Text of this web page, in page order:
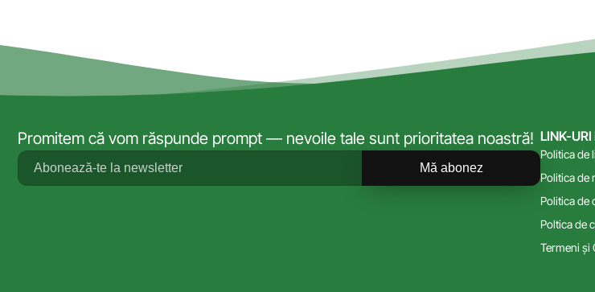
Promitem că vom răspunde prompt — nevoile tale sunt prioritatea noastră!
Mă abonez
LINK-URI
Politica de
Politica de
Politica de
Poltica de
Termeni și